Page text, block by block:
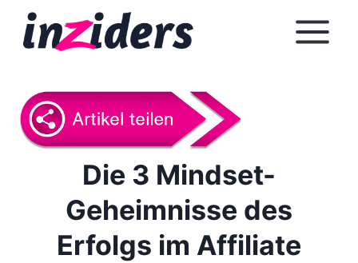
Die 3 Mindset-
Geheimnisse des
Erfolgs im Affiliate